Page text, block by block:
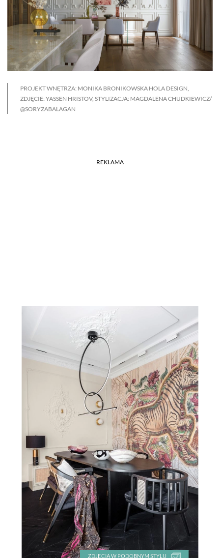
PROJEKT WNĘTRZA: MONIKA BRONIKOWSKA HOLA DESIGN,
ZDJĘCIE: YASSEN HRISTOV, STYLIZACJA: MAGDALENA CHUDKIEWICZ/
@SORYZABALAGAN
REKLAMA
ZDJĘCIA W PODOBNYM STYLU